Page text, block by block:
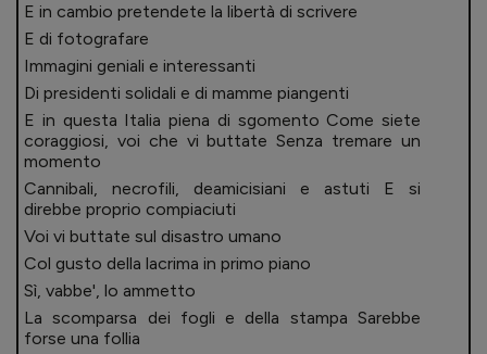
E in cambio pretendete la libertà di scrivere
E di fotografare
Immagini geniali e interessanti
Di presidenti solidali e di mamme piangenti
E in questa Italia piena di sgomento Come siete
coraggiosi, voi che vi buttate Senza tremare un
momento
Cannibali, necrofili, deamicisiani e astuti E si
direbbe proprio compiaciuti
Voi vi buttate sul disastro umano
Col gusto della lacrima in primo piano
Sì, vabbe', lo ammetto
La scomparsa dei fogli e della stampa Sarebbe
forse una follia